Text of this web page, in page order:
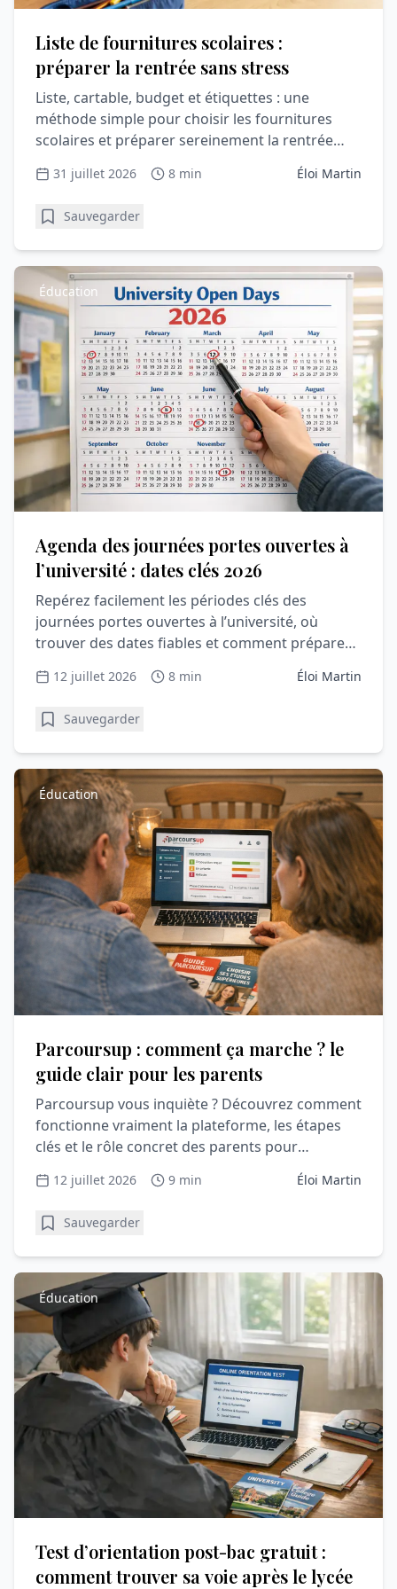
Liste de fournitures scolaires :
préparer la rentrée sans stress
Liste, cartable, budget et étiquettes : une
méthode simple pour choisir les fournitures
scolaires et préparer sereinement la rentrée
31 juillet 2026 8 min Éloi Martin
Sauvegarder
Éducation
Agenda des journées portes ouvertes à
l’université : dates clés 2026
Repérez facilement les périodes clés des
journées portes ouvertes à l’université, où
trouver des dates fiables et comment préparer
12 juillet 2026 8 min Éloi Martin
Sauvegarder
Éducation
Parcoursup : comment ça marche ? le
guide clair pour les parents
Parcoursup vous inquiète ? Découvrez comment
fonctionne vraiment la plateforme, les étapes
clés et le rôle concret des parents pour
accompagner sereinement votre lycéen.
12 juillet 2026 9 min Éloi Martin
Sauvegarder
Éducation
Test d’orientation post-bac gratuit :
comment trouver sa voie après le lycée